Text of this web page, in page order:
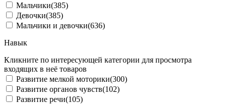
Мальчики(385)
Девочки(385)
Мальчики и девочки(636)
Навык
Кликните по интересующей категории для просмотра
входящих в неё товаров
Развитие мелкой моторики(300)
Развитие органов чувств(102)
Развитие речи(105)